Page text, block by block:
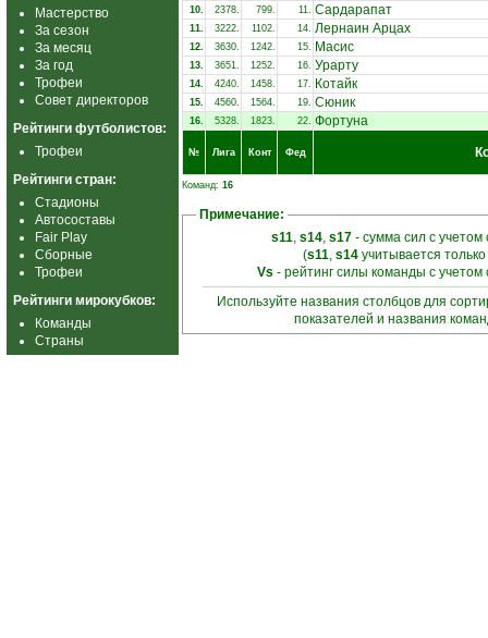
Мастерство
За сезон
За месяц
За год
Трофеи
Совет директоров
Рейтинги футболистов:
Трофеи
Рейтинги стран:
Стадионы
Автосоставы
Fair Play
Сборные
Трофеи
Рейтинги мирокубков:
Команды
Страны
10. 2378. 799. 11. Сардарапат
11. 3222. 1102. 14. Лернаин Арцах
12. 3630. 1242. 15. Масис
13. 3651. 1252. 16. Урарту
14. 4240. 1458. 17. Котайк
15. 4560. 1564. 19. Сюник
16. 5328. 1823. 22. Фортуна
№ Лига Конт Фед
Команд: 16
Примечание:
s11, s14, s17- сумма сил с учетом
(s11, s14 учитывается
Vs - рейтинг силы команды с
Используйте названия столбцов для
показателей и названия